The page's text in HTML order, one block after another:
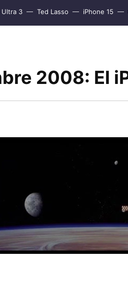
Ultra 3 Ted Lasso iPhone 15
2008: El